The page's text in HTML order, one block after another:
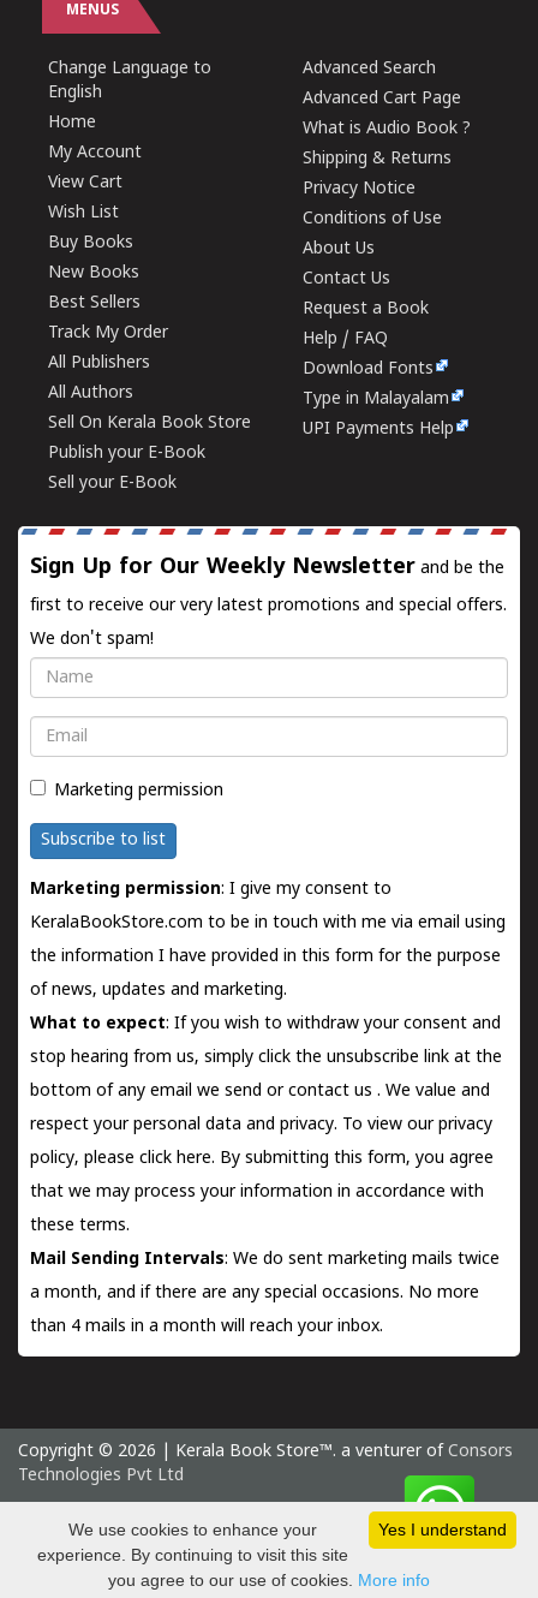
MENUS
Change Language to
English
Home
My Account
View Cart
Wish List
Buy Books
New Books
Best Sellers
Track My Order
All Publishers
All Authors
Sell On Kerala Book Store
Publish your E-Book
Sell your E-Book
Advanced Search
Advanced Cart Page
What is Audio Book ?
Shipping & Returns
Privacy Notice
Conditions of Use
About Us
Contact Us
Request a Book
Help / FAQ
Download Fonts
Type in Malayalam
UPI Payments Help
Sign Up for Our Weekly Newsletter and be the
first to receive our very latest promotions and special offers.
We don't spam!
Name
Email
Marketing permission
Subscribe to list
Marketing permission: I give my consent to
KeralaBookStore.com to be in touch with me via email using
the information I have provided in this form for the purpose
of news, updates and marketing.
What to expect: If you wish to withdraw your consent and
stop hearing from us, simply click the unsubscribe link at the
bottom of any email we send orcontact us . We value and
respect your personal data and privacy. To view our privacy
policy, please click here. By submitting this form, you agree
that we may process your information in accordance with
these terms.
Mail Sending Intervals: We do sent marketing mails twice
a month, and if there are any special occasions. No more
than 4 mails in a month will reach your inbox.
Copyright © 2026 | Kerala Book Store™. a venturer of Consors
Technologies Pvt Ltd
Thursday 6 August, 2026 IST
Yes I understand
We use cookies to enhance your
experience. By continuing to visit this site
you agree to our use of cookies. More info